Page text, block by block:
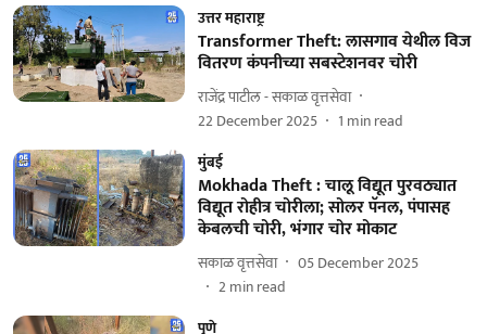
उत्तर महाराष्ट्र
Transformer Theft: लासगाव येथील विज
वितरण कंपनीच्या सबस्टेशनवर चोरी
राजेंद्र पाटील - सकाळ वृत्तसेवा
22 December 2025
1 min read
मुंबई
Mokhada Theft : चालू विद्यूत पुरवठ्यात
विद्यूत रोहीत्र चोरीला; सोलर पॅनल, पंपासह
केबलची चोरी, भंगार चोर मोकाट
सकाळ वृत्तसेवा
05 December 2025
2min read
पुणे